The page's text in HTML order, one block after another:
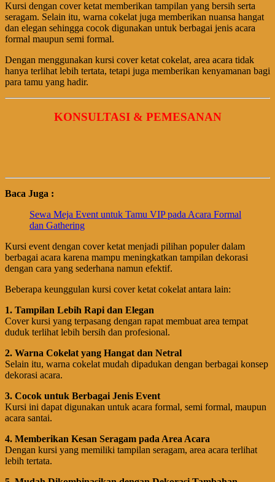
Kursi dengan cover ketat memberikan tampilan yang bersih serta
seragam. Selain itu, warna cokelat juga memberikan nuansa hangat
dan elegan sehingga cocok digunakan untuk berbagai jenis acara
formal maupun semi formal.
Dengan menggunakan kursi cover ketat cokelat, area acara tidak
hanya terlihat lebih tertata, tetapi juga memberikan kenyamanan bagi
para tamu yang hadir.
KONSULTASI & PEMESANAN
Baca Juga :
Sewa Meja Event untuk Tamu VIP pada Acara Formal
dan Gathering
Kursi event dengan cover ketat menjadi pilihan populer dalam
berbagai acara karena mampu meningkatkan tampilan dekorasi
dengan cara yang sederhana namun efektif.
Beberapa keunggulan kursi cover ketat cokelat antara lain:
1. Tampilan Lebih Rapi dan Elegan
Cover kursi yang terpasang dengan rapat membuat area tempat
duduk terlihat lebih bersih dan profesional.
2. Warna Cokelat yang Hangat dan Netral
Selain itu, warna cokelat mudah dipadukan dengan berbagai konsep
dekorasi acara.
3. Cocok untuk Berbagai Jenis Event
Kursi ini dapat digunakan untuk acara formal, semi formal, maupun
acara santai.
4. Memberikan Kesan Seragam pada Area Acara
Dengan kursi yang memiliki tampilan seragam, area acara terlihat
lebih tertata.